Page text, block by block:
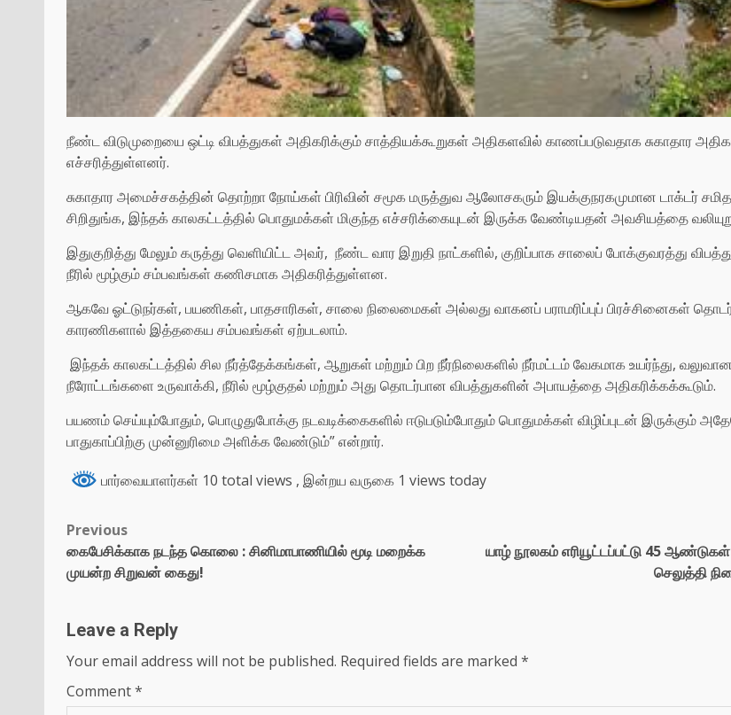
நீண்ட விடுமுறையை ஒட்டி விபத்துகள் அதிகரிக்கும் சாத்தியக்கூறுகள் அதிகளவில் காணப்படுவதாக சுகாதார
எச்சரித்துள்ளனர்.
சுகாதார அமைச்சகத்தின் தொற்றா நோய்கள் பிரிவின் சமூக மருத்துவ ஆலோசகரும் இயக்குநரகமுமான டாக்டர்
சிறிதுங்க, இந்தக் காலகட்டத்தில் பொதுமக்கள் மிகுந்த எச்சரிக்கையுடன் இருக்க வேண்டியதன் அவசியத்தை
இதுகுறித்து மேலும் கருத்து வெளியிட்ட அவர், நீண்ட வார இறுதி நாட்களில், குறிப்பாக சாலைப் போக்குவரத்து
நீரில் மூழ்கும் சம்பவங்கள் கணிசமாக அதிகரித்துள்ளன.
ஆகவே ஓட்டுநர்கள், பயணிகள், பாதசாரிகள், சாலை நிலைமைகள் அல்லது வாகனப் பராமரிப்புப் பிரச்சினைகள்
காரணிகளால் இத்தகைய சம்பவங்கள் ஏற்படலாம்.
இந்தக் காலகட்டத்தில் சில நீர்த்தேக்கங்கள், ஆறுகள் மற்றும் பிற நீர்நிலைகளில் நீர்மட்டம் வேகமாக உயர்ந்து, வலுவான
நீரோட்டங்களை உருவாக்கி, நீரில் மூழ்குதல் மற்றும் அது தொடர்பான விபத்துகளின் அபாயத்தை அதிகரிக்கக்கூடும்.
பயணம் செய்யும்போதும், பொழுதுபோக்கு நடவடிக்கைகளில் ஈடுபடும்போதும் பொதுமக்கள் விழிப்புடன் இருக்கும்
பாதுகாப்பிற்கு முன்னுரிமை அளிக்க வேண்டும்” என்றார்.
பார்வையாளர்கள் 10 total views , இன்றய வருகை 1 views today
Previous
கைபேசிக்காக நடந்த கொலை : சினிமாபாணியில் மூடி மறைக்க
முயன்ற சிறுவன் கைது!
யாழ் நூலகம் எரியூட்டப்பட்டு 45
செலுத்தி
Leave a Reply
Your email address will not be published. Required fields are marked *
Comment*